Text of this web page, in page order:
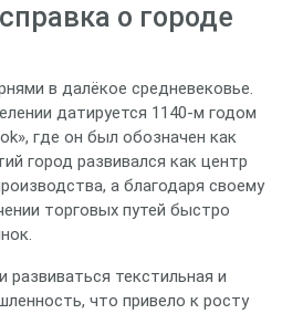
о городе
в далёкое средневековье.
датируется 1140‑м годом
где он был обозначен как
город развивался как центр
а благодаря своему
торговых путей быстро
развиваться текстильная и
что привело к росту